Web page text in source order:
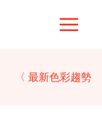
〈 最新色彩趨勢